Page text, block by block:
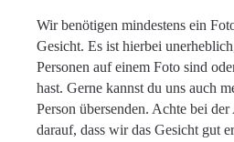
Wir benötigen mindestens ein
Gesicht. Es ist hierbei
Personen auf einem Foto sind
hast. Gerne kannst du uns auch
Person übersenden. Achte bei
darauf, dass wir das Gesicht gut